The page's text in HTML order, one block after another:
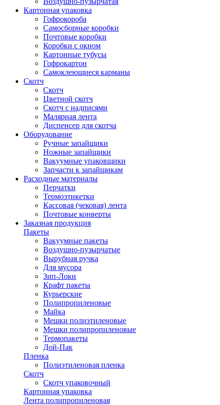
Картонная упаковка
Гофрокороба
Самосборные коробки
Почтовые коробки
Коробки с окном
Картонные тубусы
Гофрокартон
Самоклеющиеся карманы
Скотч
Скотч
Цветной скотч
Скотч с надписями
Малярная лента
Диспенсер для скотча
Оборудование
Ручные запайщики
Ножные запайщики
Вакуумные упаковщики
Запчасти к запайщикам
Расходные материалы
Перчатки
Термоэтикетки
Кассовая (чековая) лента
Почтовые конверты
Заказная продукция
Пакеты
Вакуумные пакеты
Воздушно-пузырчатые
Вырубная ручка
Для мусора
Зип-Локи
Крафт пакеты
Курьерские
Полипропиленовые
Майка
Мешки полиэтиленовые
Мешки полипропиленовые
Термопакеты
Дой-Пак
Пленка
Полиэтиленовая пленка
Скотч
Скотч упаковочный
Картонная упаковка
Лента полипропиленовая